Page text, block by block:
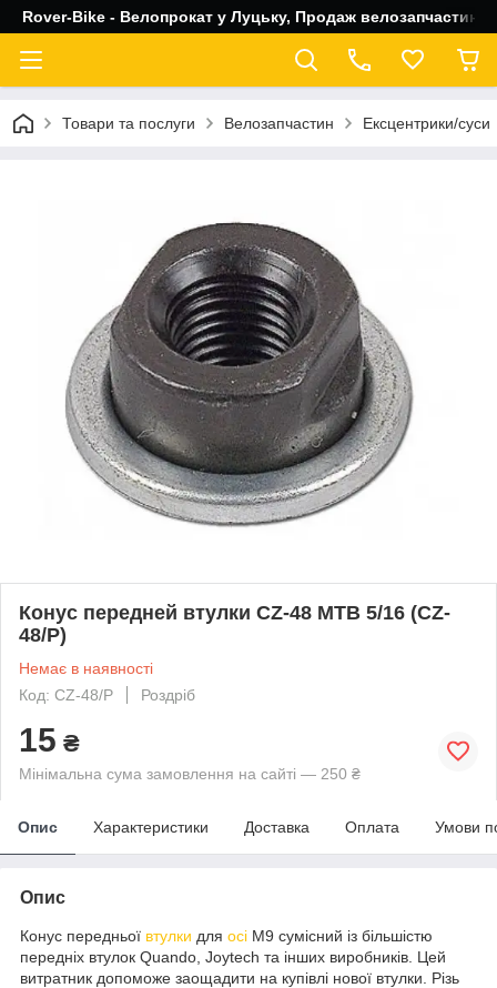
Rover-Bike - Велопрокат у Луцьку, Продаж велозапчастин,
Товари та послуги Велозапчастин Ексцентрики/суси
Конус передней втулки CZ-48 MTB 5/16 (CZ-
48/P)
Немає в наявності
Код: CZ-48/P
Роздріб
15 ₴
Мінімальна сума замовлення на сайті — 250 ₴
Опис Характеристики Доставка Оплата Умови
Опис
Конус передньої втулки для осі М9 сумісний із більшістю
передніх втулок Quando, Joytech та інших виробників. Цей
витратник допоможе заощадити на купівлі нової втулки. Різь